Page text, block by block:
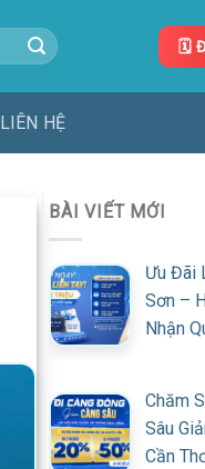
🗓️
LIÊN HỆ
BÀI VIẾT MỚI
Ưu Đãi
Sơn –
Nhận
Chăm
Sâu
Cần